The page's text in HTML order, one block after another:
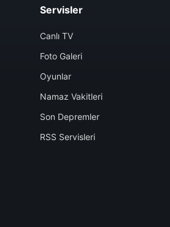
Servisler
Canlı TV
Foto Galeri
Oyunlar
Namaz Vakitleri
Son Depremler
RSS Servisleri